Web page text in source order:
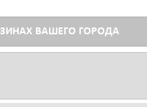
ВАШЕГО ГОРОДА